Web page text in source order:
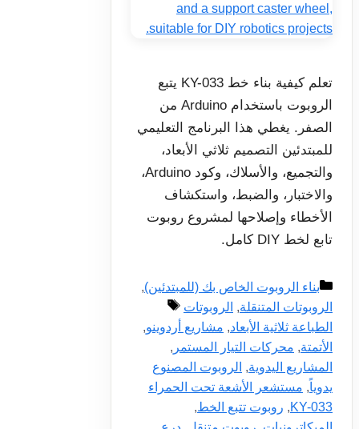
تعلم كيفية بناء خط KY-033 يتبع
الروبوت باستخدام Arduino من
الصفر. يغطي هذا البرنامج التعليمي
للمبتدئين التصميم ثلاثي الأبعاد،
والتجميع، والأسلاك، وكود Arduino،
والاختبار، والضبط، واستكشاف
الأخطاء وإصلاحها لمشروع روبوت
تابع لخط DIY كامل.
التصنيفات
بناء الروبوت الخاص بك (للمبتدئين),
الروبوتات المتنقلة, الروبوتات
الوسوم
الطباعة ثلاثية الأبعاد, مشاريع أردوينو,
الأتمتة, محركات التيار المستمر ,
المشاريع اليدوية, الروبوت المصنوع
يدوياً, مستشعر الأشعة تحت الحمراء
KY-033
, روبوت تتبع الخط,